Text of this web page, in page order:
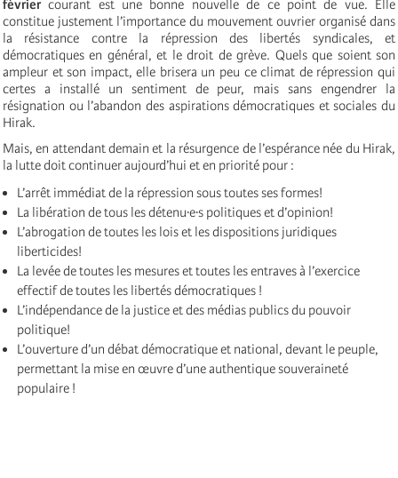
févriercourant est une bonne nouvelle de ce point de vue. Elle
constitue justement l’importance du mouvement ouvrier organisé dans
la résistance contre la répression des libertés syndicales, et
démocratiques en général, et le droit de grève. Quels que soient son
ampleur et son impact, elle brisera un peu ce climat de répression qui
certes a installé un sentiment de peur, mais sans engendrer la
résignation ou l’abandon des aspirations démocratiques et sociales du
Hirak.
Mais, en attendant demain et la résurgence de l’espérance née du Hirak,
la lutte doit continuer aujourd’hui et en priorité pour :
L’arrêt immédiat de la répression sous toutes ses formes!
La libération de tous les détenu·e·s politiques et d’opinion!
L’abrogation de toutes les lois et les dispositions juridiques
liberticides!
La levée de toutes les mesures et toutes les entraves à l’exercice
effectif de toutes les libertés démocratiques !
L’indépendance de la justice et des médias publics du pouvoir
politique!
L’ouverture d’un débat démocratique et national, devant le peuple,
permettant la mise en œuvre d’une authentique souveraineté
populaire !